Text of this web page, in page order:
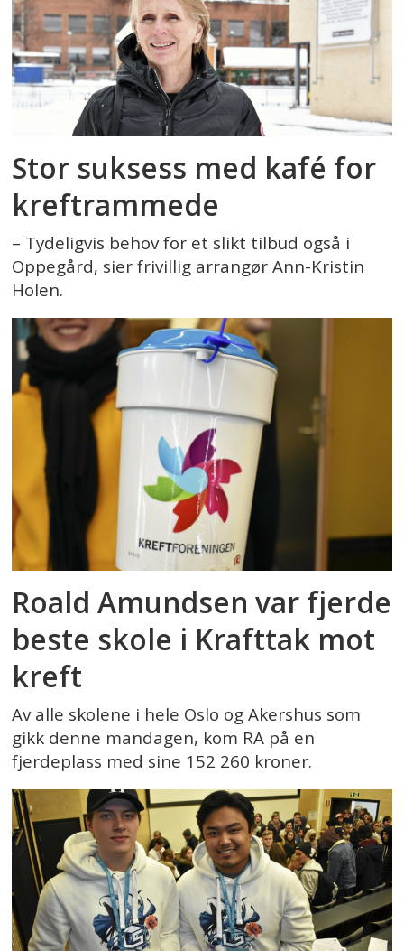
Stor suksess med kafé for
kreftrammede
– Tydeligvis behov for et slikt tilbud også i
Oppegård, sier frivillig arrangør Ann-Kristin
Holen.
Roald Amundsen var fjerde
beste skole i Krafttak mot
kreft
Av alle skolene i hele Oslo og Akershus som
gikk denne mandagen, kom RA på en
fjerdeplass med sine 152 260 kroner.